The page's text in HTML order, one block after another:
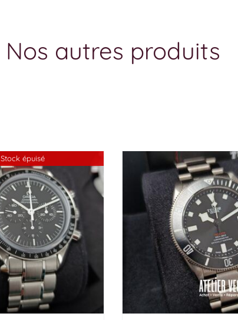
Nos autres produits
Stock épuisé